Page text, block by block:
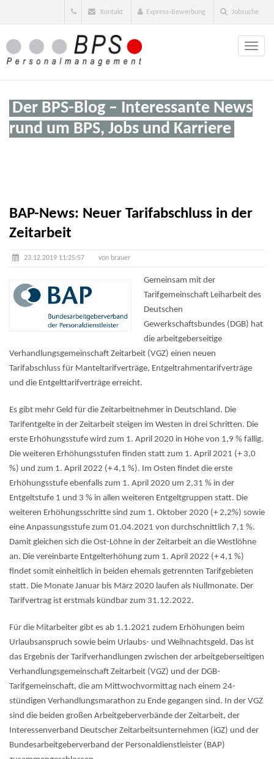
Kontakt Express-Bewerbung Jobsuche
Toggle
Der BPS-Blog – Interessante News
rund um BPS, Jobs und Karriere
BAP-News: Neuer Tarifabschluss in der
Zeitarbeit
23.12.2019 11:25:57 von brauer
Gemeinsam mit der
Tarifgemeinschaft Leiharbeit des
Deutschen
Gewerkschaftsbundes (DGB) hat
die arbeitgeberseitige
Verhandlungsgemeinschaft Zeitarbeit (VGZ) einen neuen
Tarifabschluss für Manteltarifverträge, Entgeltrahmentarifverträge
und die Entgelttarifverträge erreicht.
Es gibt mehr Geld für die Zeitarbeitnehmer in Deutschland. Die
Tarifentgelte in der Zeitarbeit steigen im Westen in drei Schritten. Die
erste Erhöhungsstufe wird zum 1. April 2020 in Höhe von 1,9 % fällig.
Die weiteren Erhöhungsstufen finden statt zum 1. April 2021 (+ 3,0
%) und zum 1. April 2022 (+ 4,1 %). Im Osten findet die erste
Erhöhungsstufe ebenfalls zum 1. April 2020 um 2,31 % in der
Entgeltstufe 1 und 3 % in allen weiteren Entgeltgruppen statt. Die
weiteren Erhöhungsschritte sind zum 1. Oktober 2020 (+ 2,2%) sowie
eine Anpassungsstufe zum 01.04.2021 von durchschnittlich 7,1 %.
Damit gleichen sich die Ost-Löhne in der Zeitarbeit an die Westlöhne
an. Die vereinbarte Entgelterhöhung zum 1. April 2022 (+ 4,1 %)
findet somit einheitlich in beiden ehemals getrennten Tarifgebieten
statt. Die Monate Januar bis März 2020 laufen als Nullmonate. Der
Tarifvertrag ist erstmals kündbar zum 31.12.2022.
Für die Mitarbeiter gibt es ab 1.1.2021 zudem Erhöhungen beim
Urlaubsanspruch sowie beim Urlaubs- und Weihnachtsgeld. Das ist
das Ergebnis der Tarifverhandlungen zwischen der arbeitgeberseitigen
Verhandlungsgemeinschaft Zeitarbeit (VGZ) und der DGB-
Tarifgemeinschaft, die am Mittwochvormittag nach einem 24-
stündigen Verhandlungsmarathon zu Ende gegangen sind. In der VGZ
sind die beiden großen Arbeitgeberverbände der Zeitarbeit, der
Interessenverband Deutscher Zeitarbeitsunternehmen (iGZ) und der
Bundesarbeitgeberverband der Personaldienstleister (BAP)